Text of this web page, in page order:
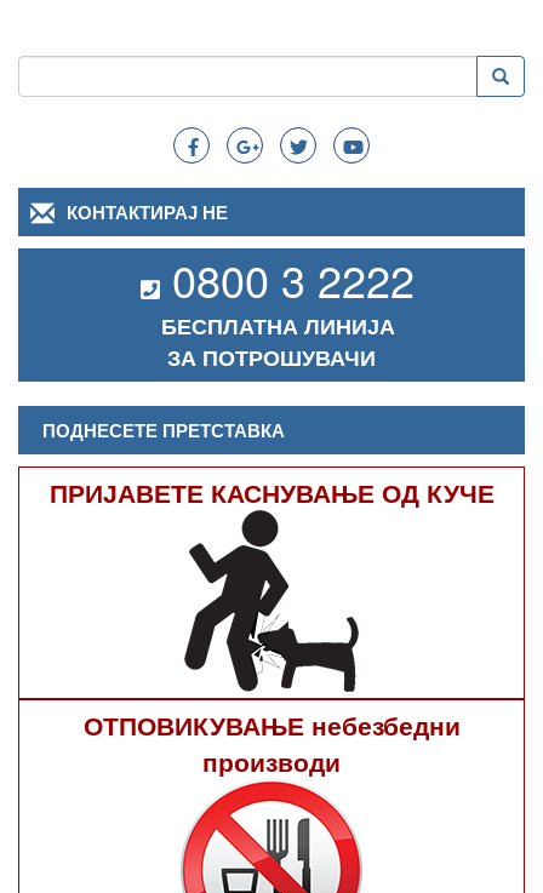
Search
Пребарување
КОНТАКТИРАЈ НЕ
0800 3 2222
БЕСПЛАТНА ЛИНИЈА
ЗА ПОТРОШУВАЧИ
ПОДНЕСЕТЕ ПРЕТСТАВКА
ПРИЈАВЕТЕ КАСНУВАЊЕ ОД КУЧЕ
ОТПОВИКУВАЊЕ небезбедни
производи